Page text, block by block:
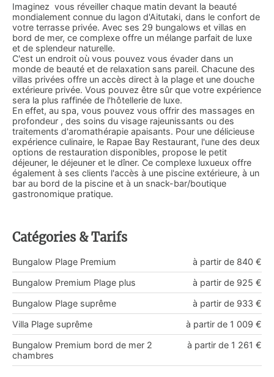
Imaginez vous réveiller chaque matin devant la beauté
mondialement connue du lagon d'Aitutaki, dans le confort de
votre terrasse privée. Avec ses 29 bungalows et villas en
bord de mer, ce complexe offre un mélange parfait de luxe
et de splendeur naturelle.
C'est un endroit où vous pouvez vous évader dans un
monde de beauté et de relaxation sans pareil. Chacune des
villas privées offre un accès direct à la plage et une douche
extérieure privée. Vous pouvez être sûr que votre expérience
sera la plus raffinée de l'hôtellerie de luxe.
En effet, au spa, vous pouvez vous offrir des massages en
profondeur , des soins du visage rajeunissants ou des
traitements d'aromathérapie apaisants. Pour une délicieuse
expérience culinaire, le Rapae Bay Restaurant, l'une des deux
options de restauration disponibles, propose le petit
déjeuner, le déjeuner et le dîner. Ce complexe luxueux offre
également à ses clients l'accès à une piscine extérieure, à un
bar au bord de la piscine et à un snack-bar/boutique
gastronomique pratique.
Catégories & Tarifs
à partir de 840 €
Bungalow Plage Premium
à partir de 925 €
Bungalow Premium Plage plus
à partir de 933 €
Bungalow Plage suprême
à partir de 1 009 €
Villa Plage suprême
à partir de 1 261 €
Bungalow Premium bord de mer 2
chambres